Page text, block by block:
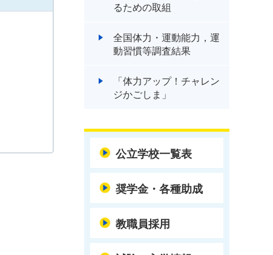
るための取組
全国体力・運動能力，運
動習慣等調査結果
「体力アップ！チャレン
ジかごしま」
公立学校一覧表
奨学金・各種助成
教職員採用